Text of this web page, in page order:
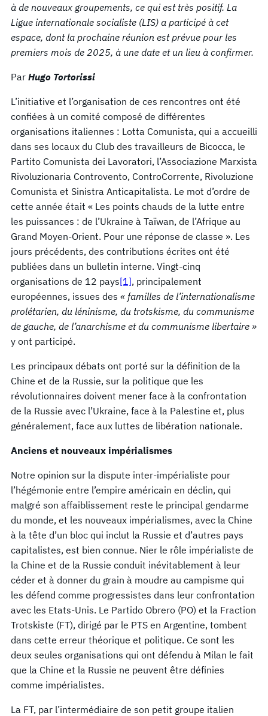
à de nouveaux groupements, ce qui est très positif. La
Ligue internationale socialiste (LIS) a participé à cet
espace, dont la prochaine réunion est prévue pour les
premiers mois de 2025, à une date et un lieu à confirmer.
Par Hugo Tortorissi
L’initiative et l’organisation de ces rencontres ont été
confiées à un comité composé de différentes
organisations italiennes : Lotta Comunista, qui a accueilli
dans ses locaux du Club des travailleurs de Bicocca, le
Partito Comunista dei Lavoratori, l’Associazione Marxista
Rivoluzionaria Controvento, ControCorrente, Rivoluzione
Comunista et Sinistra Anticapitalista. Le mot d’ordre de
cette année était « Les points chauds de la lutte entre
les puissances : de l’Ukraine à Taïwan, de l’Afrique au
Grand Moyen-Orient. Pour une réponse de classe ». Les
jours précédents, des contributions écrites ont été
publiées dans un bulletin interne. Vingt-cinq
organisations de 12 pays[1], principalement
européennes, issues des « familles de l’internationalisme
prolétarien, du léninisme, du trotskisme, du communisme
de gauche, de l’anarchisme et du communisme libertaire »
y ont participé.
Les principaux débats ont porté sur la définition de la
Chine et de la Russie, sur la politique que les
révolutionnaires doivent mener face à la confrontation
de la Russie avec l’Ukraine, face à la Palestine et, plus
généralement, face aux luttes de libération nationale.
Anciens et nouveaux impérialismes
Notre opinion sur la dispute inter-impérialiste pour
l’hégémonie entre l’empire américain en déclin, qui
malgré son affaiblissement reste le principal gendarme
du monde, et les nouveaux impérialismes, avec la Chine
à la tête d’un bloc qui inclut la Russie et d’autres pays
capitalistes, est bien connue. Nier le rôle impérialiste de
la Chine et de la Russie conduit inévitablement à leur
céder et à donner du grain à moudre au campisme qui
les défend comme progressistes dans leur confrontation
avec les Etats-Unis. Le Partido Obrero (PO) et la Fraction
Trotskiste (FT), dirigé par le PTS en Argentine, tombent
dans cette erreur théorique et politique. Ce sont les
deux seules organisations qui ont défendu à Milan le fait
que la Chine et la Russie ne peuvent être définies
comme impérialistes.
La FT, par l’intermédiaire de son petit groupe italien